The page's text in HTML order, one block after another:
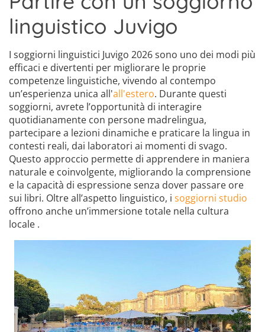
linguistico Juvigo
I soggiorni linguistici Juvigo 2026 sono uno dei modi più
efficaci e divertenti per migliorare le proprie
competenze linguistiche, vivendo al contempo
un’esperienza unica all'all'estero. Durante questi
soggiorni, avrete l’opportunità di interagire
quotidianamente con persone madrelingua,
partecipare a lezioni dinamiche e praticare la lingua in
contesti reali, dai laboratori ai momenti di svago.
Questo approccio permette di apprendere in maniera
naturale e coinvolgente, migliorando la comprensione
e la capacità di espressione senza dover passare ore
sui libri. Oltre all’aspetto linguistico, i soggiorni studio
offrono anche un’immersione totale nella cultura
locale .